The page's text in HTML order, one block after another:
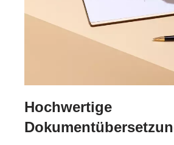
Hochwertige